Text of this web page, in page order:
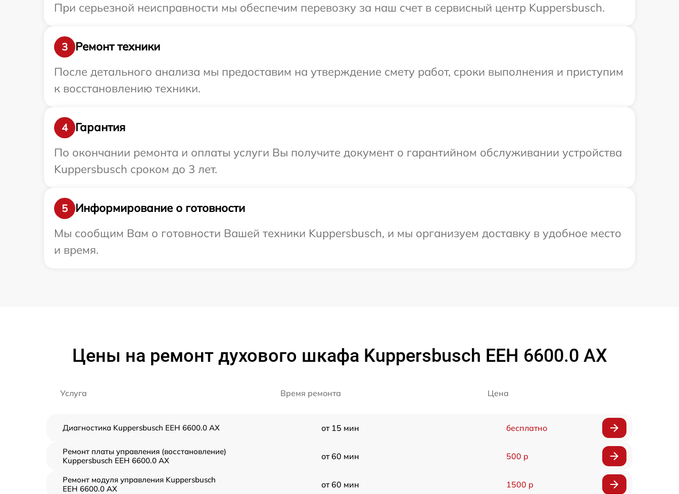
При серьезной неисправности мы обеспечим перевозку за наш счет в сервисный центр Kuppersbusch.
3
Ремонт техники
После детального анализа мы предоставим на утверждение смету работ, сроки выполнения и приступим
к восстановлению техники.
4
Гарантия
По окончании ремонта и оплаты услуги Вы получите документ о гарантийном обслуживании устройства
Kuppersbusch сроком до 3 лет.
5
Информирование о готовности
Мы сообщим Вам о готовности Вашей техники Kuppersbusch, и мы организуем доставку в удобное место
и время.
Цены на ремонт духового шкафа Kuppersbusch EEH 6600.0 AX
Услуга Время ремонта Цена
Диагностика Kuppersbusch EEH 6600.0 AX от 15 мин бесплатно
Ремонт платы управления (восстановление)
Kuppersbusch EEH 6600.0 AX
от 60 мин 500 р
Ремонт модуля управления Kuppersbusch
EEH 6600.0 AX
от 60 мин 1500 р